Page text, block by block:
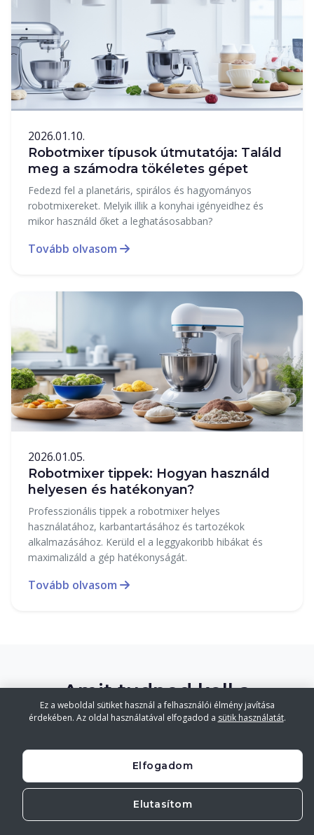
2026.01.10.
Robotmixer típusok útmutatója: Találd
meg a számodra tökéletes gépet
Fedezd fel a planetáris, spirálos és hagyományos
robotmixereket. Melyik illik a konyhai igényeidhez és
mikor használd őket a leghatásosabban?
Tovább olvasom
2026.01.05.
Robotmixer tippek: Hogyan használd
helyesen és hatékonyan?
Professzionális tippek a robotmixer helyes
használatához, karbantartásához és tartozékok
alkalmazásához. Kerüld el a leggyakoribb hibákat és
maximalizáld a gép hatékonyságát.
Tovább olvasom
Amit tudnod kell a
robotmixerekről
Részletes információk, hogy a legjobb döntést
hozhassad meg
Ez a weboldal sütiket használ a felhasználói élmény javítása
érdekében. Az oldal használatával elfogadod a sütik használatát.
Elfogadom
Elutasítom